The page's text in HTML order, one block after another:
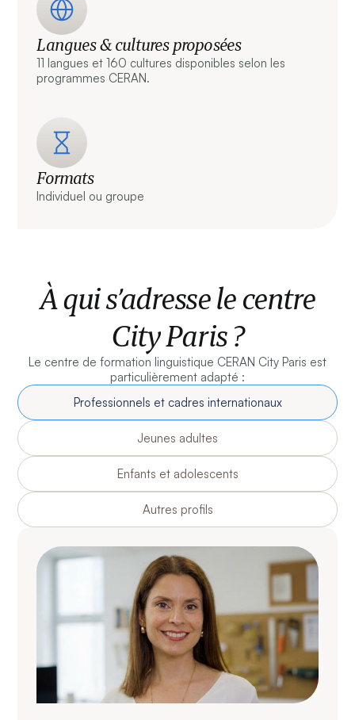
Langues & cultures proposées
11 langues et 160 cultures disponibles selon les
programmes CERAN.
Formats
Individuel ou groupe
À qui s’adresse le centre
City Paris ?
Le centre de formation linguistique CERAN City Paris est
particulièrement adapté :
Professionnels et cadres internationaux
Jeunes adultes
Enfants et adolescents
Autres profils